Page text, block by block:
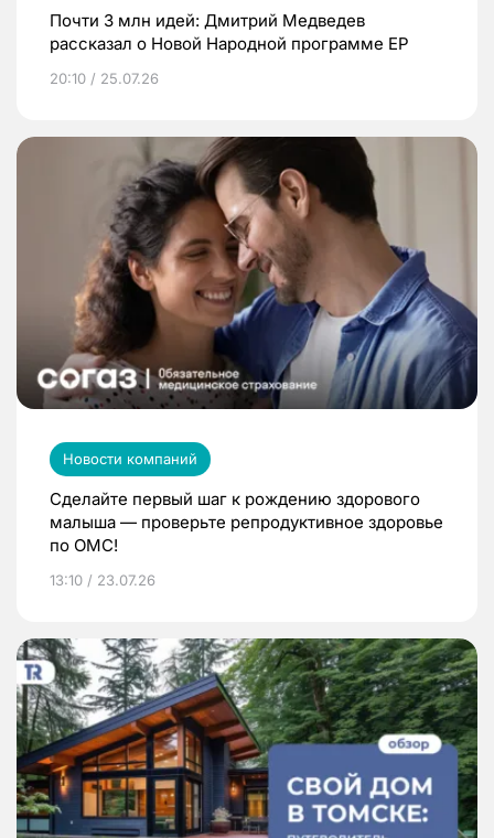
Почти 3 млн идей: Дмитрий Медведев
рассказал о Новой Народной программе ЕР
20:10 / 25.07.26
Новости компаний
Сделайте первый шаг к рождению здорового
малыша — проверьте репродуктивное здоровье
по ОМС!
13:10 / 23.07.26